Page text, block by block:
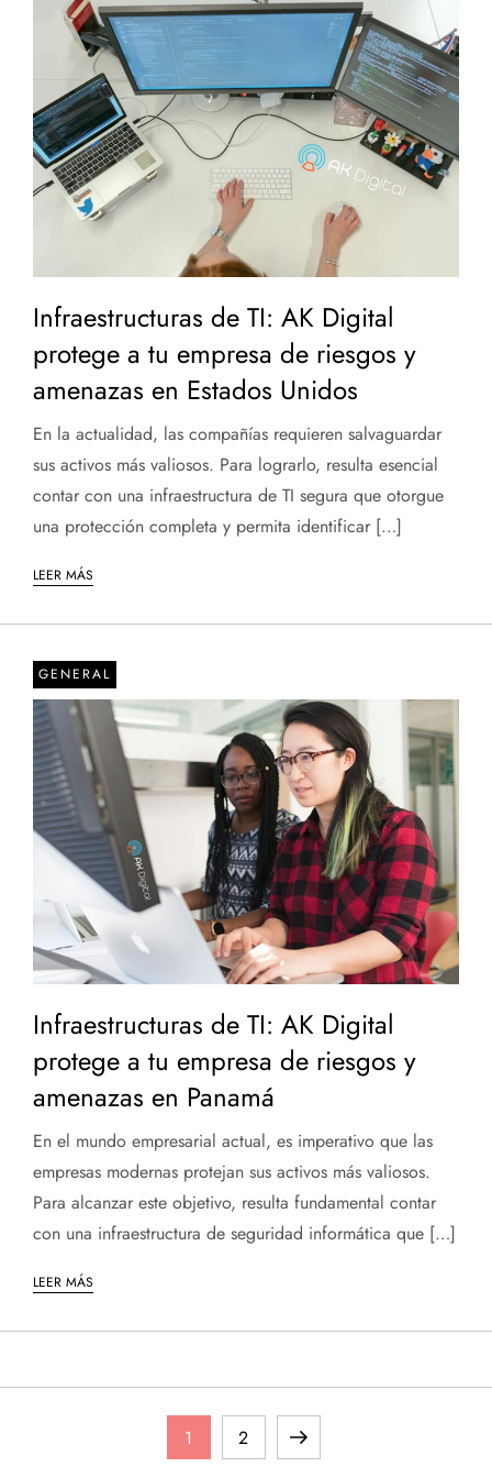
Infraestructuras de TI: AK Digital
protege a tu empresa de riesgos y
amenazas en Estados Unidos
En la actualidad, las compañías requieren salvaguardar
sus activos más valiosos. Para lograrlo, resulta esencial
contar con una infraestructura de TI segura que otorgue
una protección completa y permita identificar […]
LEER MÁS
GENERAL
Infraestructuras de TI: AK Digital
protege a tu empresa de riesgos y
amenazas en Panamá
En el mundo empresarial actual, es imperativo que las
empresas modernas protejan sus activos más valiosos.
Para alcanzar este objetivo, resulta fundamental contar
con una infraestructura de seguridad informática que […]
LEER MÁS
Página
1 Página
2
Página